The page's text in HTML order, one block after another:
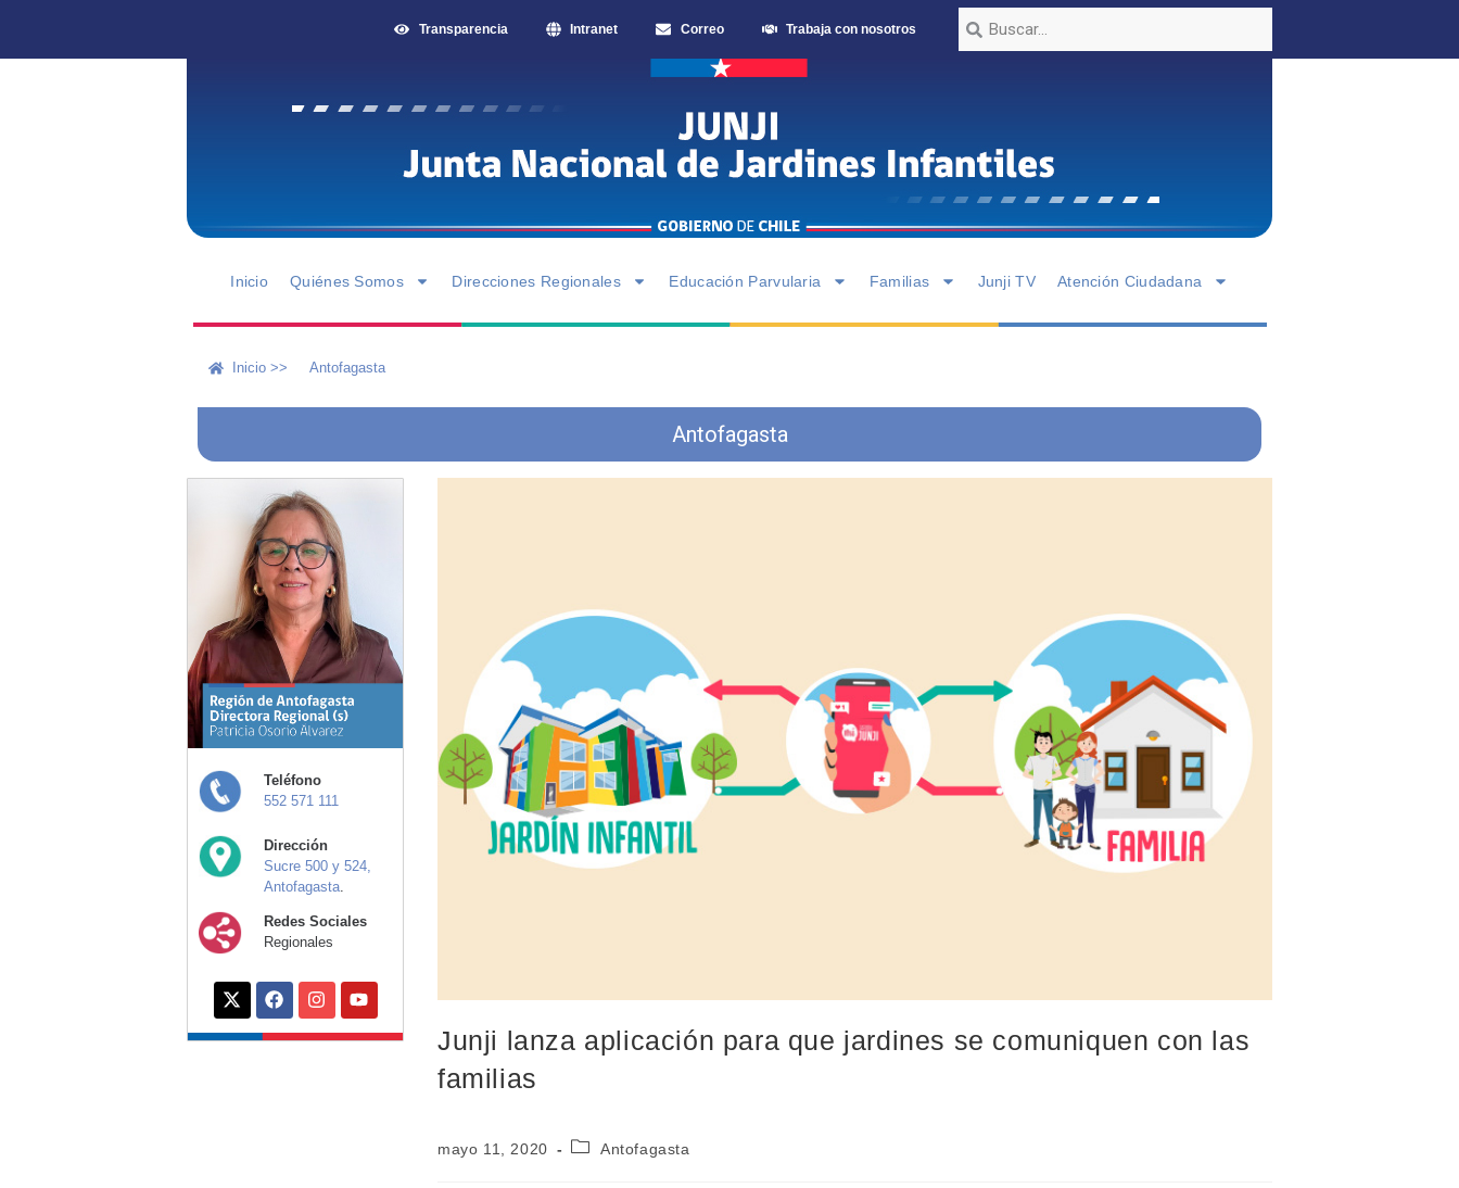
Transparencia Intranet Correo Trabaja con nosotros
Inicio Quiénes Somos Direcciones Regionales Educación Parvularia Familias Junji TV Atención Ciudadana
Inicio >> Antofagasta
Antofagasta
Teléfono
552 571 111
Dirección
Sucre 500 y 524,
Antofagasta
Redes Sociales
Regionales
Junji lanza aplicación para que jardines se comuniquen con las
familias
mayo 11, 2020 Antofagasta